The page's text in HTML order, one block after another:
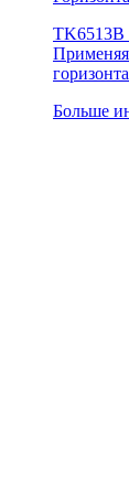
TK6513B
Больше